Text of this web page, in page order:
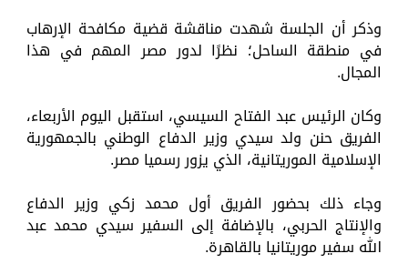
وذكر أن الجلسة شهدت مناقشة قضية مكافحة الإرهاب
في منطقة الساحل؛ نظرًا لدور مصر المهم في هذا
المجال.
وكان الرئيس عبد الفتاح السيسي، استقبل اليوم الأربعاء،
الفريق حنن ولد سيدي وزير الدفاع الوطني بالجمهورية
الإسلامية الموريتانية، الذي يزور رسميا مصر.
وجاء ذلك بحضور الفريق أول محمد زكي وزير الدفاع
والإنتاج الحربي، بالإضافة إلى السفير سيدي محمد عبد
الله سفير موريتانيا بالقاهرة.